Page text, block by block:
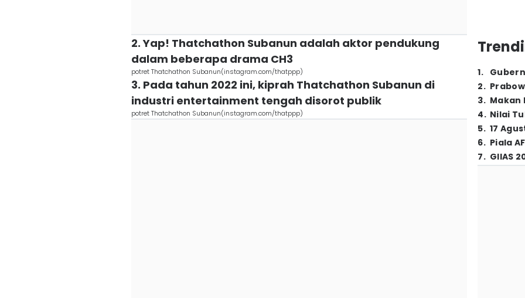
2. Yap! Thatchathon Subanun adalah aktor pendukung
dalam beberapa drama CH3
potret Thatchathon Subanun(instagram.com/thatppp)
3. Pada tahun 2022 ini, kiprah Thatchathon Subanun di
industri entertainment tengah disorot publik
potret Thatchathon Subanun(instagram.com/thatppp)
1.
2.
3. Makan
4. Nilai
5. 17
6. Piala
7. GIIAS